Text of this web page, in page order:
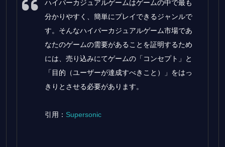
ハイパーカジュアルゲームはゲームの中で最も
分かりやすく、簡単にプレイできるジャンルで
す。そんなハイパーカジュアルゲーム市場であ
なたのゲームの需要があることを証明するため
には、売り込みにてゲームの「コンセプト」と
「目的（ユーザーが達成すべきこと）」をはっ
きりとさせる必要があります。
引用： Supersonic